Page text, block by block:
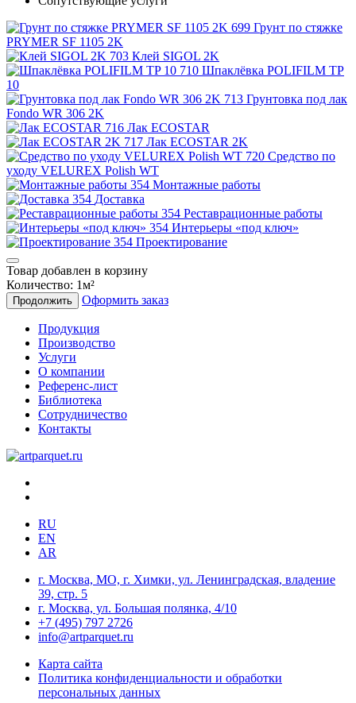
Грунт по стяжке
PRYMER SF 1105 2K
Клей SIGOL 2K
Шпаклёвка POLIFILM TP
10
Грунтовка под лак
Fondo WR 306 2K
Лак ECOSTAR
Лак ECOSTAR 2K
Средство по
уходу VELUREX Polish WT
Монтажные работы
Доставка
Реставрационные работы
Интерьеры «под ключ»
Проектирование
Товар добавлен в корзину
Количество: 1м²
Продолжить Оформить заказ
Продукция
Производство
Услуги
О компании
Референс-лист
Библиотека
Сотрудничество
Контакты
RU
EN
AR
г. Москва, МО, г. Химки, ул. Ленинградская, владение
39, стр. 5
г. Москва, ул. Большая полянка, 4/10
+7 (495) 797 2726
info@artparquet.ru
Карта сайта
Политика конфиденциальности и обработки
персональных данных